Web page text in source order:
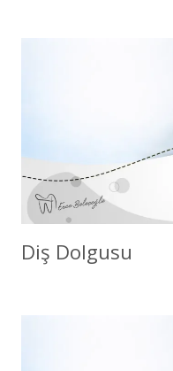
Diş Dolgusu